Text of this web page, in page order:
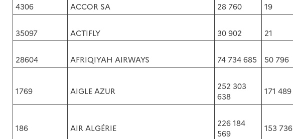
4306 ACCOR SA 28 760 19
35097 ACTIFLY 30 902 21
28604 AFRIQIYAH AIRWAYS 74 734 685 50 796
1769 AIGLE AZUR
252 303
638
171 489
186 AIR ALGÉRIE
226 184
569
153 736